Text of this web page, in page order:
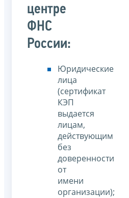
центре
ФНС
России:
Юридические
лица
(сертификат
КЭП
выдается
лицам,
действующим
без
доверенности
от
имени
организации);